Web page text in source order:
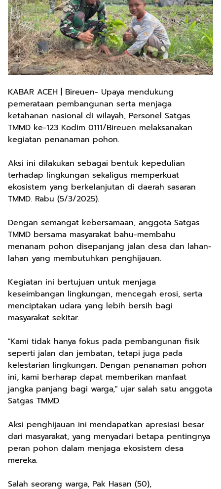
KABAR ACEH | Bireuen- Upaya mendukung
pemerataan pembangunan serta menjaga
ketahanan nasional di wilayah, Personel Satgas
TMMD ke-123 Kodim 0111/Bireuen melaksanakan
kegiatan penanaman pohon.
Aksi ini dilakukan sebagai bentuk kepedulian
terhadap lingkungan sekaligus memperkuat
ekosistem yang berkelanjutan di daerah sasaran
TMMD. Rabu (5/3/2025).
Dengan semangat kebersamaan, anggota Satgas
TMMD bersama masyarakat bahu-membahu
menanam pohon disepanjang jalan desa dan lahan-
lahan yang membutuhkan penghijauan.
Kegiatan ini bertujuan untuk menjaga
keseimbangan lingkungan, mencegah erosi, serta
menciptakan udara yang lebih bersih bagi
masyarakat sekitar.
"Kami tidak hanya fokus pada pembangunan fisik
seperti jalan dan jembatan, tetapi juga pada
kelestarian lingkungan. Dengan penanaman pohon
ini, kami berharap dapat memberikan manfaat
jangka panjang bagi warga," ujar salah satu anggota
Satgas TMMD.
Aksi penghijauan ini mendapatkan apresiasi besar
dari masyarakat, yang menyadari betapa pentingnya
peran pohon dalam menjaga ekosistem desa
mereka.
Salah seorang warga, Pak Hasan (50),